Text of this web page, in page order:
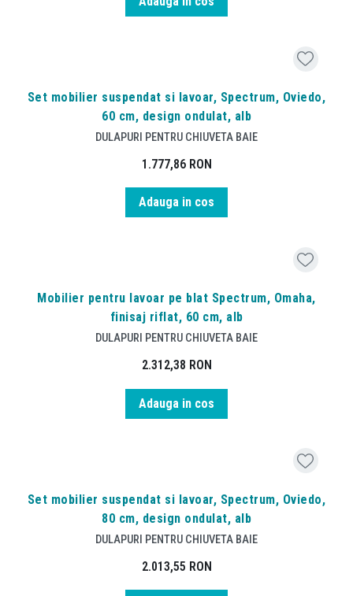
Set mobilier suspendat si lavoar, Spectrum, Oviedo,
60 cm, design ondulat, alb
DULAPURI PENTRU CHIUVETA BAIE
1.777,86 RON
Adauga in cos
Mobilier pentru lavoar pe blat Spectrum, Omaha,
finisaj riflat, 60 cm, alb
DULAPURI PENTRU CHIUVETA BAIE
2.312,38 RON
Adauga in cos
Set mobilier suspendat si lavoar, Spectrum, Oviedo,
80 cm, design ondulat, alb
DULAPURI PENTRU CHIUVETA BAIE
2.013,55 RON